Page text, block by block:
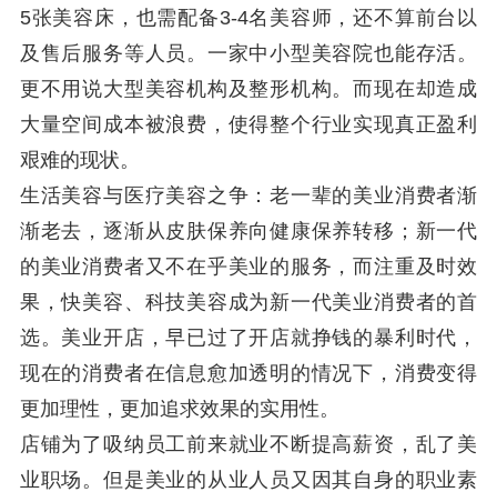
5张美容床，也需配备3-4名美容师，还不算前台以
及售后服务等人员。一家中小型美容院也能存活。
更不用说大型美容机构及整形机构。而现在却造成
大量空间成本被浪费，使得整个行业实现真正盈利
艰难的现状。
生活美容与医疗美容之争：老一辈的美业消费者渐
渐老去，逐渐从皮肤保养向健康保养转移；新一代
的美业消费者又不在乎美业的服务，而注重及时效
果，快美容、科技美容成为新一代美业消费者的首
选。美业开店，早已过了开店就挣钱的暴利时代，
现在的消费者在信息愈加透明的情况下，消费变得
更加理性，更加追求效果的实用性。
店铺为了吸纳员工前来就业不断提高薪资，乱了美
业职场。但是美业的从业人员又因其自身的职业素